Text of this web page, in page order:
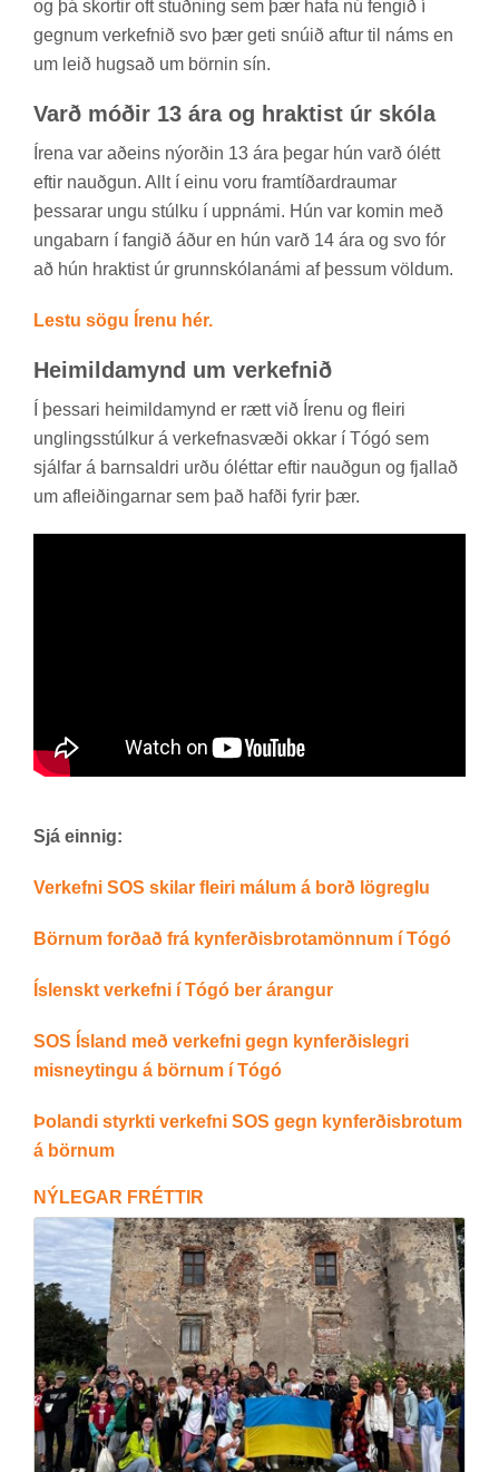
og þá skort­ir oft stuðn­ing sem þær hafa nú feng­ið í
gegn­um verk­efn­ið svo þær geti snú­ið aft­ur til náms en
um leið hugs­að um börn­in sín.
Varð móð­ir 13 ára og hrakt­ist úr skóla
Írena var að­eins nýorð­in 13 ára þeg­ar hún varð ólétt
eft­ir nauðg­un. Allt í einu voru fram­tíð­ar­draum­ar
þess­ar­ar ungu stúlku í upp­námi. Hún var kom­in með
unga­barn í fang­ið áður en hún varð 14 ára og svo fór
að hún hrakt­ist úr grunn­skóla­námi af þess­um völd­um.
Lestu sögu Írenu hér.
Heim­ilda­mynd um verk­efn­ið
Í þess­ari heim­ilda­mynd er rætt við Ír­enu og fleiri
ung­lings­stúlk­ur á verk­efna­svæði okk­ar í Tógó sem
sjálf­ar á barns­aldri urðu ólétt­ar eft­ir nauðg­un og fjall­að
um af­leið­ing­arn­ar sem það hafði fyr­ir þær.
Sjá einnig:
Verkefni SOS skilar fleiri málum á borð lögreglu
Börnum forðað frá kynferðisbrotamönnum í Tógó
Íslenskt verkefni í Tógó ber árangur
SOS Ísland með verkefni gegn kynferðislegri
misneytingu á börnum í Tógó
Þolandi styrkti verkefni SOS gegn kynferðisbrotum
á börnum
NÝ­LEG­AR FRÉTT­IR